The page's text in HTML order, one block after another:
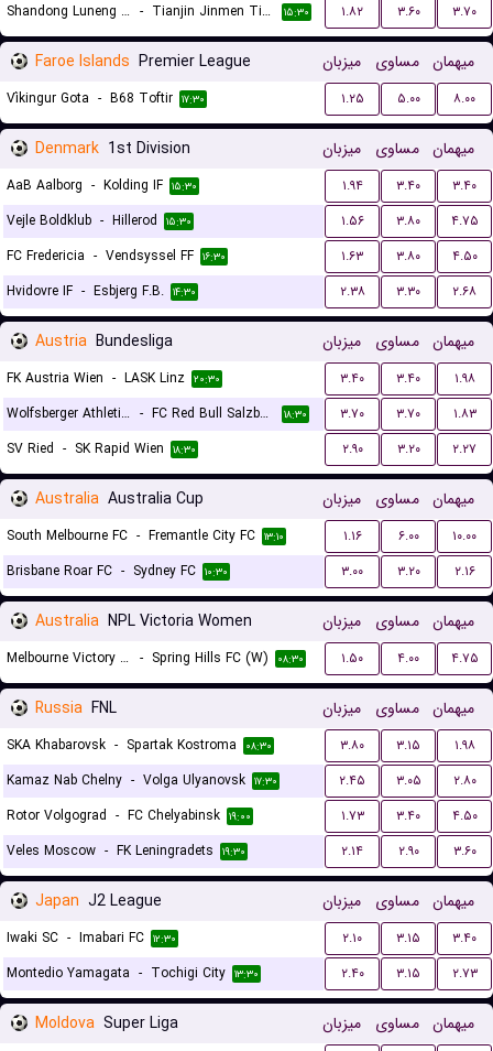
Shandong Luneng Taishan FC - Tianjin Jinmen Tigers ۱۵:۳۰ ۱.۸۲ ۳.۶۰ ۳.۷۰
Faroe Islands Premier League میزبان مساوی میهمان
Víkingur Gota - B68 Toftir ۱۷:۳۰ ۱.۲۵ ۵.۰۰ ۸.۰۰
Denmark 1st Division میزبان مساوی میهمان
AaB Aalborg - Kolding IF ۱۵:۳۰ ۱.۹۴ ۳.۴۰
۳.۴۰
Vejle Boldklub - Hillerod ۱۵:۳۰ ۱.۵۶ ۳.۸۰
۴.۷۵
FC Fredericia - Vendsyssel FF ۱۶:۳۰ ۱.۶۳ ۳.۸۰
۴.۵۰
Hvidovre IF - Esbjerg F.B. ۱۴:۳۰ ۲.۳۸ ۳.۳۰ ۲.۶۸
Austria Bundesliga میزبان مساوی میهمان
FK Austria Wien - LASK Linz ۲۰:۳۰ ۳.۴۰ ۳.۴۰
۱.۹۸
Wolfsberger Athletik Club - FC Red Bull Salzburg ۱۸:۳۰ ۳.۷۰ ۳.۷۰
۱.۸۳
SV Ried - SK Rapid Wien ۱۸:۳۰ ۲.۹۰ ۳.۲۰ ۲.۲۷
Australia Australia Cup میزبان مساوی میهمان
South Melbourne FC - Fremantle City FC ۱۳:۱۰ ۱.۱۶ ۶.۰۰
۱۰.۰۰
Brisbane Roar FC - Sydney FC ۱۰:۳۰ ۳.۰۰ ۳.۲۰ ۲.۱۶
Australia NPL Victoria Women میزبان مساوی میهمان
Melbourne Victory NPL (W) - Spring Hills FC (W) ۰۸:۳۰ ۱.۵۰ ۴.۰۰ ۴.۷۵
Russia FNL میزبان مساوی میهمان
SKA Khabarovsk - Spartak Kostroma ۰۸:۳۰ ۳.۸۰ ۳.۱۵
۱.۹۸
Kamaz Nab Chelny - Volga Ulyanovsk ۱۷:۳۰ ۲.۴۵ ۳.۰۵
۲.۸۰
Rotor Volgograd - FC Chelyabinsk ۱۹:۰۰ ۱.۷۳ ۳.۴۰
۴.۵۰
Veles Moscow - FK Leningradets ۱۹:۳۰ ۲.۱۴ ۲.۹۰ ۳.۶۰
Japan J2 League میزبان مساوی میهمان
Iwaki SC - Imabari FC ۱۲:۳۰ ۲.۱۰ ۳.۱۵
۳.۴۰
Montedio Yamagata - Tochigi City ۱۳:۳۰ ۲.۴۰ ۳.۱۵ ۲.۷۳
Moldova Super Liga میزبان مساوی میهمان